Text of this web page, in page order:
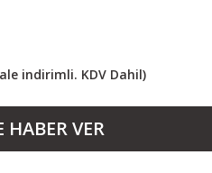
indirimli. KDV Dahil)
HABER VER